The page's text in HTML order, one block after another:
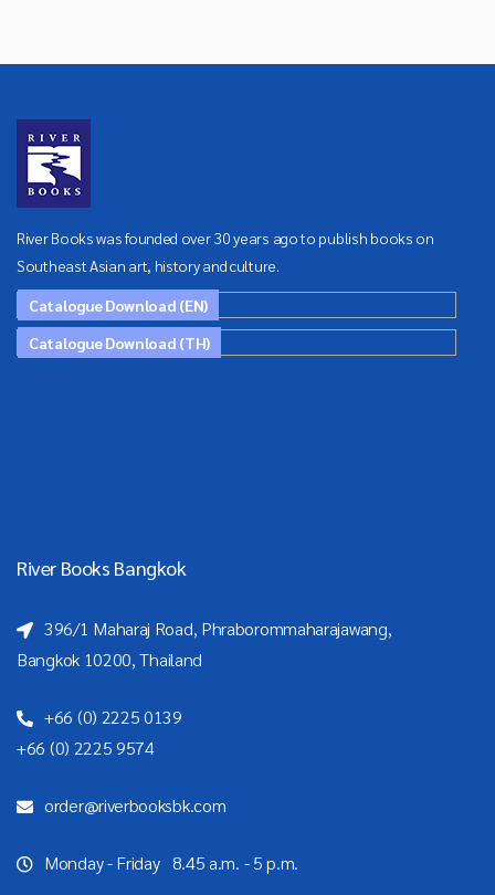
River Books was founded over 30 years ago to publish books on
Southeast Asian art, history and culture.
Catalogue Download (EN)
Catalogue Download (TH)
River Books Bangkok
396/1 Maharaj Road, Phraborommaharajawang,
Bangkok 10200, Thailand
+66 (0) 2225 0139
+66 (0) 2225 9574
order@riverbooksbk.com
Monday - Friday 8.45 a.m. - 5 p.m.